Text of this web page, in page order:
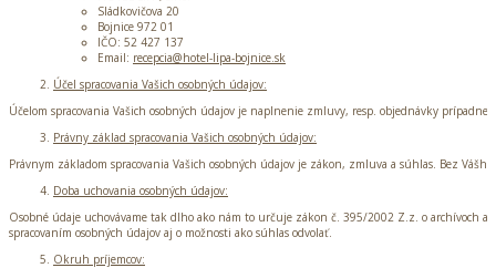
Sládkovičova 20
Bojnice 972 01
IČO: 52 427 137
Email: recepcia@hotel-lipa-bojnice.sk
Účel spracovania Vašich osobných údajov:
Účelom spracovania Vašich osobných údajov je naplnenie zmluvy, resp. objednávky
Právny základ spracovania Vašich osobných údajov:
Právnym základom spracovania Vašich osobných údajov je zákon, zmluva a súhlas. Bez
Doba uchovania osobných údajov:
Osobné údaje uchovávame tak dlho ako nám to určuje zákon č. 395/2002 Z.z. o archívoch
spracovaním osobných údajov aj o možnosti ako súhlas odvolať.
Okruh príjemcov: